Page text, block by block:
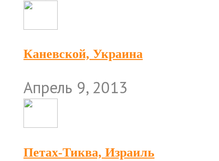
Каневской, Украина
Апрель 9, 2013
Петах-Тиква, Израиль